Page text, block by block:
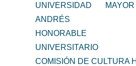
UNIVERSIDAD
ANDRÉS
HONORABLE
UNIVERSITARIO
COMISIÓN DE CULTURA